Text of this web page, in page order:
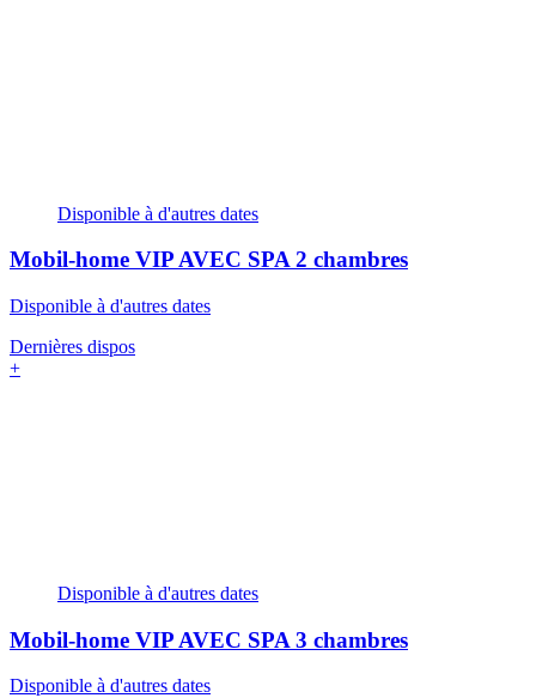
Disponible à d'autres dates
Mobil-home VIP AVEC SPA2 chambres
Disponible à d'autres dates
Dernières dispos
+
Disponible à d'autres dates
Mobil-home VIP AVEC SPA 3 chambres
Disponible à d'autres dates